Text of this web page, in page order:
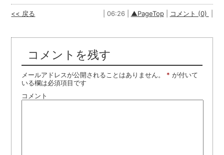
| 06:26 | ▲PageTop| コメント (0)
<< 戻る
コメントを残す
メールアドレスが公開されることはありません。 * が付いて
いる欄は必須項目です
コメント